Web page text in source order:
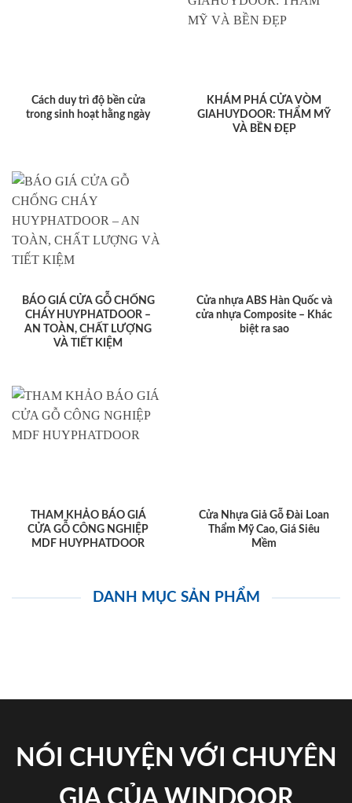
Cách duy trì độ bền cửa
trong sinh hoạt hằng ngày
KHÁM PHÁ CỬA VÒM
GIAHUYDOOR: THẨM MỸ
VÀ BỀN ĐẸP
BÁO GIÁ CỬA GỖ CHỐNG
CHÁY HUYPHATDOOR –
AN TOÀN, CHẤT LƯỢNG
VÀ TIẾT KIỆM
Cửa nhựa ABS Hàn Quốc và
cửa nhựa Composite – Khác
biệt ra sao
THAM KHẢO BÁO GIÁ
CỬA GỖ CÔNG NGHIỆP
MDF HUYPHATDOOR
Cửa Nhựa Giả Gỗ Đài Loan
Thẩm Mỹ Cao, Giá Siêu
Mềm
DANH MỤC SẢN PHẨM
NÓI CHUYỆN VỚI CHUYÊN